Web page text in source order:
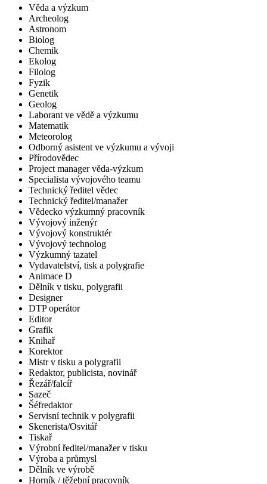
Věda a výzkum
Archeolog
Astronom
Biolog
Chemik
Ekolog
Filolog
Fyzik
Genetik
Geolog
Laborant ve vědě a výzkumu
Matematik
Meteorolog
Odborný asistent ve výzkumu a vývoji
Přírodovědec
Project manager věda-výzkum
Specialista vývojového teamu
Technický ředitel vědec
Technický ředitel/manažer
Vědecko výzkumný pracovník
Vývojový inženýr
Vývojový konstruktér
Vývojový technolog
Výzkumný tazatel
Vydavatelství, tisk a polygrafie
Animace D
Dělník v tisku, polygrafii
Designer
DTP operátor
Editor
Grafik
Knihař
Korektor
Mistr v tisku a polygrafii
Redaktor, publicista, novinář
Řezář/falcíř
Sazeč
Šéfredaktor
Servisní technik v polygrafii
Skenerista/Osvitář
Tiskař
Výrobní ředitel/manažer v tisku
Výroba a průmysl
Dělník ve výrobě
Horník / těžební pracovník